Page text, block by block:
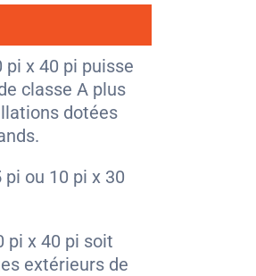
pi x 40 pi puisse
classe A plus
dotées
ou 10 pi x 30
pi x 40 pi soit
extérieurs de